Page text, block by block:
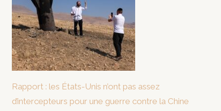
Rapport : les États-Unis n’ont pas assez
d’intercepteurs pour une guerre contre la Chine